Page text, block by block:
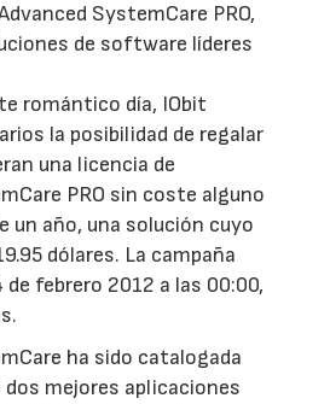
SystemCare PRO,
de software líderes
romántico día, IObit
la posibilidad de regalar
una licencia de
PRO sin coste alguno
un año, una solución cuyo
dólares. La campaña
de febrero 2012 a las 00:00,
ha sido catalogada
dos mejores aplicaciones